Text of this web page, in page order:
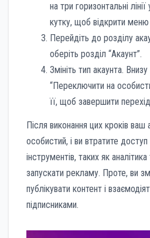
на три горизонтальні
кутку, щоб відкрити
Перейдіть до розділу
оберіть розділ “Акаунт”.
Змініть тип акаунта.
“Переключити на
її, щоб завершити
Після виконання цих кроків
особистий, і ви втратите
інструментів, таких як
запускати рекламу. Проте, ви
публікувати контент і
підписниками.